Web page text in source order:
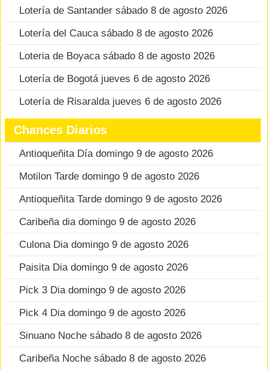
Lotería de Santander sábado 8 de agosto 2026
Lotería del Cauca sábado 8 de agosto 2026
Loteria de Boyaca sábado 8 de agosto 2026
Lotería de Bogotá jueves 6 de agosto 2026
Lotería de Risaralda jueves 6 de agosto 2026
Chances Diarios
Antioqueñita Día domingo 9 de agosto 2026
Motilon Tarde domingo 9 de agosto 2026
Antioqueñita Tarde domingo 9 de agosto 2026
Caribeña dia domingo 9 de agosto 2026
Culona Dia domingo 9 de agosto 2026
Paisita Dia domingo 9 de agosto 2026
Pick 3 Dia domingo 9 de agosto 2026
Pick 4 Dia domingo 9 de agosto 2026
Sinuano Noche sábado 8 de agosto 2026
Caribeña Noche sábado 8 de agosto 2026